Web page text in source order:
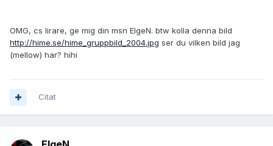
OMG, cs lirare, ge mig din msn ElgeN. btw kolla denna bild
http://hime.se/hime_gruppbild_2004.jpg ser du vilken bild jag
(mellow) har? hihi
Citat